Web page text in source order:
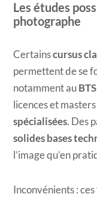
Les études
photographe
Certainscursus
permettent de se
notamment au
licences et
spécialisées. Des
solides bases
l’image qu’en
Inconvénients :